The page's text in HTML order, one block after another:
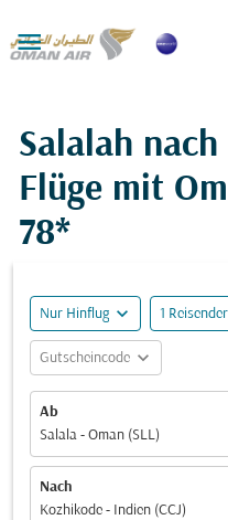

Salalah
Flüge mit
78*
Nur Hinflug expand_more 1
Gutscheincode expand_more
Ab
Salala - Oman (SLL)
Nach
Kozhikode - Indien (CCJ)